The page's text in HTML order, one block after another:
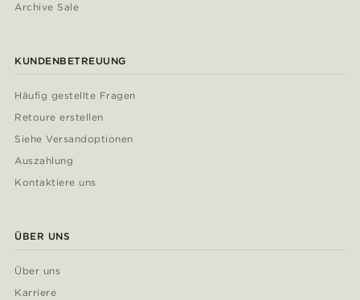
Archive Sale
KUNDENBETREUUNG
Häufig gestellte Fragen
Retoure erstellen
Siehe Versandoptionen
Auszahlung
Kontaktiere uns
ÜBER UNS
Über uns
Karriere